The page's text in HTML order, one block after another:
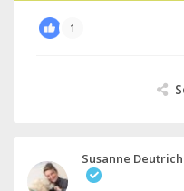
1
Susanne